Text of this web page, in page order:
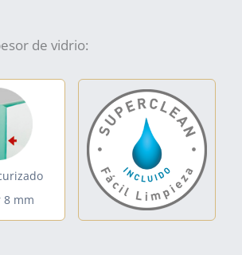
de vidrio:
8 mm